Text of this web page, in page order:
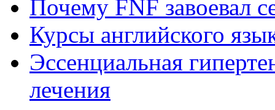
Почему FNF завоевал
Курсы английского
Эссенциальная
лечения